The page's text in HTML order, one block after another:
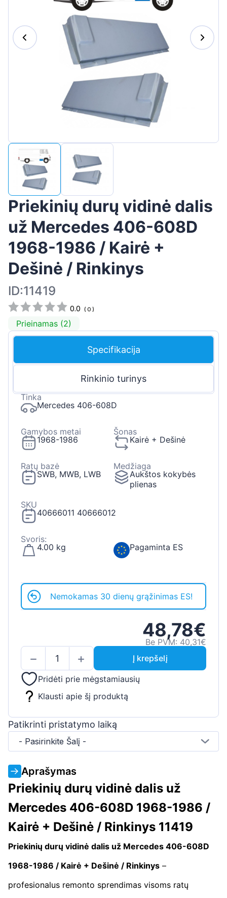
Suomen
Magyar
Português
Priekinių durų vidinė dalis
už Mercedes 406-608D
1968-1986 / Kairė +
Dešinė / Rinkinys
ID:11419
0.0 (0 )
Prieinamas (2)
Specifikacija
Rinkinio turinys
Tinka
Mercedes 406-608D
Gamybos metai
1968-1986
Šonas
Kairė + Dešinė
Ratų bazė
SWB, MWB, LWB
Medžiaga
Aukštos kokybės
plienas
SKU
40666011 40666012
Svoris:
4.00 kg
Pagaminta ES
Nemokamas 30 dienų grąžinimas ES!
48,78€
Be PVM: 40,31€
Į krepšelį
Pridėti prie mėgstamiausių
Klausti apie šį produktą
Patikrinti pristatymo laiką
- Pasirinkite Šalį -
Aprašymas
Priekinių durų vidinė dalis už
Mercedes 406-608D 1968-1986 /
Kairė + Dešinė / Rinkinys 11419
Priekinių durų vidinė dalis už Mercedes 406-608D
1968-1986 / Kairė + Dešinė / Rinkinys –
profesionalus remonto sprendimas visoms ratų